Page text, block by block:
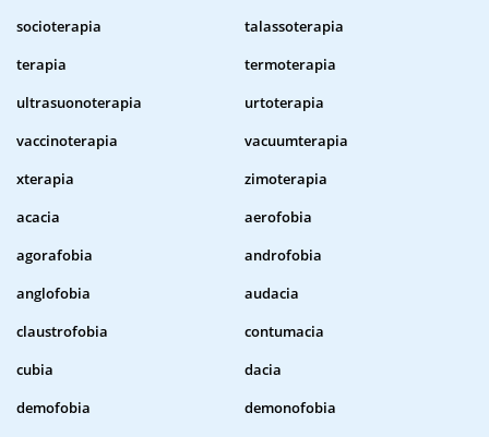
socioterapia
talassoterapia
terapia
termoterapia
ultrasuonoterapia
urtoterapia
vaccinoterapia
vacuumterapia
xterapia
zimoterapia
acacia
aerofobia
agorafobia
androfobia
anglofobia
audacia
claustrofobia
contumacia
cubia
dacia
demofobia
demonofobia